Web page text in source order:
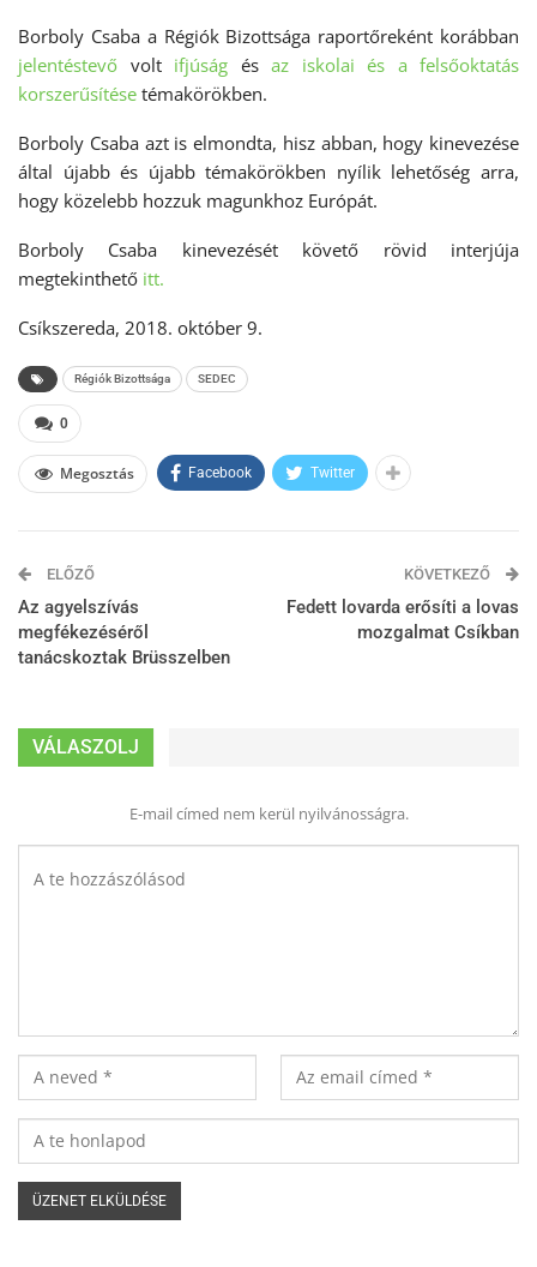
Borboly Csaba a Régiók Bizottsága raportőreként korábban
jelentéstevő volt ifjúság és az iskolai és a felsőoktatás
korszerűsítése témakörökben.
Borboly Csaba azt is elmondta, hisz abban, hogy kinevezése
által újabb és újabb témakörökben nyílik lehetőség arra,
hogy közelebb hozzuk magunkhoz Európát.
Borboly Csaba kinevezését követő rövid interjúja
megtekinthető itt.
Csíkszereda, 2018. október 9.
Régiók Bizottsága SEDEC
0
Megosztás Facebook Twitter
ELŐZŐ
Az agyelszívás
megfékezéséről
tanácskoztak Brüsszelben
KÖVETKEZŐ
Fedett lovarda erősíti a lovas
mozgalmat Csíkban
VÁLASZOLJ
E-mail címed nem kerül nyilvánosságra.